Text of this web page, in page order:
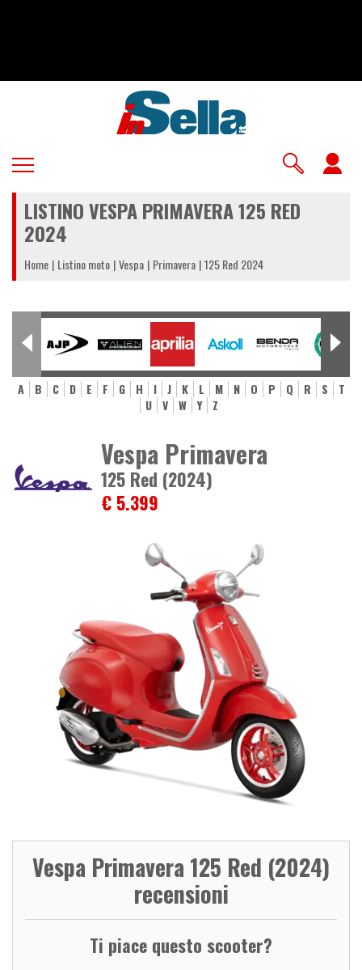
LISTINO VESPA PRIMAVERA 125 RED
2024
Home Listino moto Vespa Primavera 125 Red 2024
A B C D E F G H I J K L M N O P Q R S
T
U
V W Y Z
Vespa Primavera
125 Red (2024)
€ 5.399
Vespa Primavera 125 Red (2024)
recensioni
Ti piace questo scooter?